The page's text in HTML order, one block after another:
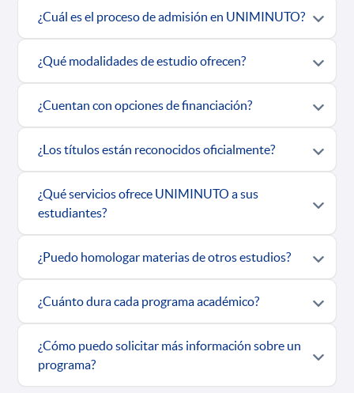
¿Cuál es el proceso de admisión en UNIMINUTO?
¿Qué modalidades de estudio ofrecen?
¿Cuentan con opciones de financiación?
¿Los títulos están reconocidos oficialmente?
¿Qué servicios ofrece UNIMINUTO a sus
estudiantes?
¿Puedo homologar materias de otros estudios?
¿Cuánto dura cada programa académico?
¿Cómo puedo solicitar más información sobre un
programa?